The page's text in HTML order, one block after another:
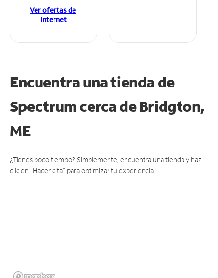
Ver ofertas de
Internet
Encuentra una tienda de
Spectrumcerca de Bridgton,
ME
¿Tienes poco tiempo? Simplemente, encuentra una tienda y haz
clic en "Hacer cita" para optimizar tu experiencia.